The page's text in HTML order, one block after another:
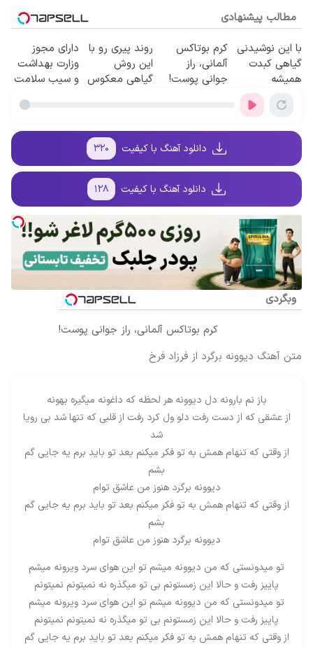
مطالب پیشنهادی
با این نوشیدنی
گیاهی کبدت
همیشه
کرم بوتاکس
آلمانی، راز
جوانی پوست!
روند پیری رو با
این روش
گیاهی معکوس
دارای مجوز
وزارت بهداشت
و سیب سلامت
دانلود آهنگ با کیفیت ۳۲۰
دانلود آهنگ با کیفیت ۱۲۸
وبگردی
کرم بوتاکس آلمانی، راز جوانی پوست!
متن آهنگ دیوونه برگرد از فرزاد فرخ
باز نم بارونه دل دیوونه هر لحظه که داغونه میگیره بهونه
از عشقی که از دست رفت دلو ول کرد رفت از قلبی که تنها شد بی رویا
شد
از وقتی که تنهام همش به تو فکر میکنم بعد تو باید برم یه جایی گم
بشم
دیوونه برگرد هنوز من عاشق توام
از وقتی که تنهام همش به تو فکر میکنم بعد تو باید برم یه جایی گم
بشم
دیوونه برگرد هنوز من عاشق توام
تو میدونستی که من دیوونه میشم تو این هوای سرد ویرونه میشم
پاییز رفت و حالا این زمستونم بی تو میگذره نه نمیتونم نمیتونم
تو میدونستی که من دیوونه میشم تو این هوای سرد ویرونه میشم
پاییز رفت و حالا این زمستونم بی تو میگذره نه نمیتونم نمیتونم
از وقتی که تنهام همش به تو فکر میکنم بعد تو باید برم یه جایی گم